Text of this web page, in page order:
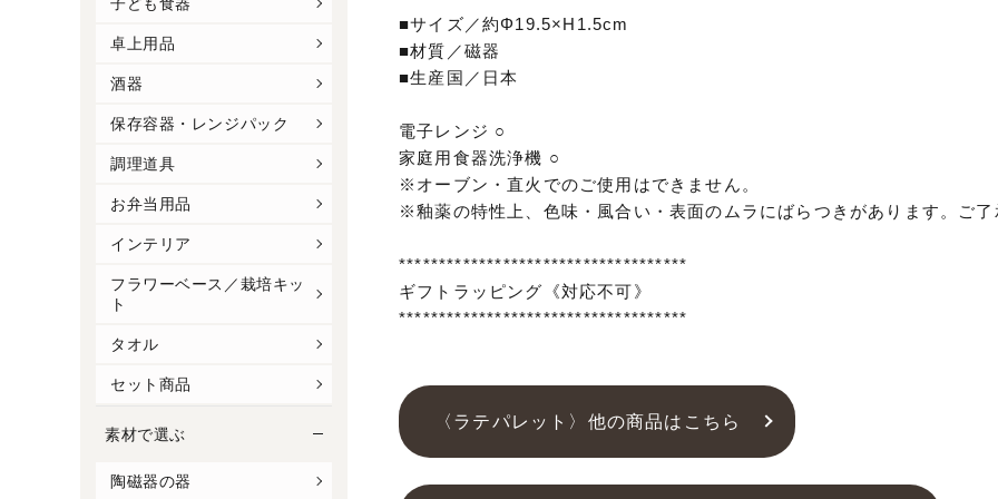
卓上用品
酒器
保存容器・レンジパック
調理道具
お弁当用品
インテリア
フラワーベース／栽培キッ
ト
タオル
セット商品
素材で選ぶ
陶磁器の器
■サイズ／約Φ19.5×H1.5cm
■材質／磁器
■生産国／日本
電子レンジ ○
家庭用食器洗浄機 ○
※オーブン・直火でのご使用はできません。
※釉薬の特性上、色味・風合い・表面のムラにばらつきがあります。ご了
************************************
ギフトラッピング《対応不可》
************************************
〈ラテパレット〉他の商品はこちら